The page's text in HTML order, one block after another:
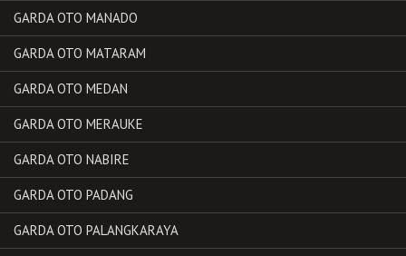
GARDA OTO MANADO
GARDA OTO MATARAM
GARDA OTO MEDAN
GARDA OTO MERAUKE
GARDA OTO NABIRE
GARDA OTO PADANG
GARDA OTO PALANGKARAYA